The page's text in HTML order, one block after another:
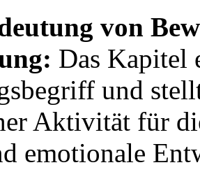
von
Das Kapitel
und
Aktivität für
emotionale